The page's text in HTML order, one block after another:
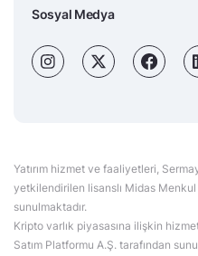
Sosyal Medya
Yatırım hizmet ve faaliyetleri,
yetkilendirilen lisanslı Midas Menkul
sunulmaktadır.
Kripto varlık piyasasına ilişkin
Satım Platformu A.Ş. tarafından